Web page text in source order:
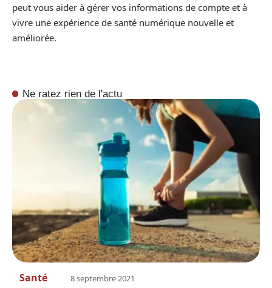
peut vous aider à gérer vos informations de compte et à
vivre une expérience de santé numérique nouvelle et
améliorée.
Ne ratez rien de l'actu
Santé 8 septembre 2021